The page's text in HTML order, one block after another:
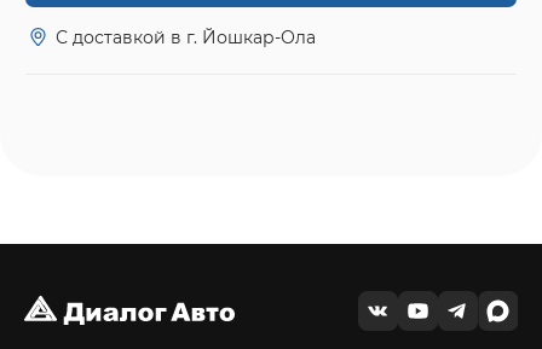
С доставкой в г. Йошкар-Ола